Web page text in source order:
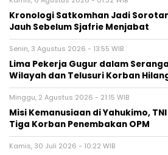
Kronologi Satkomhan Jadi
Jauh Sebelum Sjafrie Menjabat
Senin, 3 Agustus 2026 - 13:55 WIB
Lima Pekerja Gugur dalam
Wilayah dan Telusuri Korban
Minggu, 2 Agustus 2026 - 21:15 WIB
Misi Kemanusiaan di Yahukimo,
Tiga Korban Penembakan OPM
Kamis, 30 Juli 2026 - 10:22 WIB